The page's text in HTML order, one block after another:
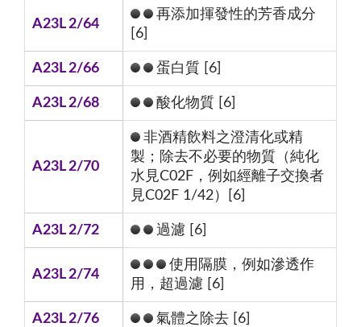
A23L 2/64
再添加揮發性的芳香成分
[6]
A23L 2/66 蛋白質 [6]
A23L 2/68 酸化物質 [6]
A23L 2/70
非酒精飲料之澄清化或精
製；除去不必要的物質（純化
水見C02F，例如經離子交換者
見C02F 1/42）[6]
A23L 2/72 過濾 [6]
A23L 2/74
使用隔膜，例如滲透作
用，超過濾 [6]
A23L 2/76 氣體之除去 [6]